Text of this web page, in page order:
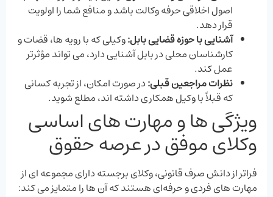
اصول اخلاقی حرفه وکالت باشد و منافع شما را اولویت
قرار دهد.
آشنایی با حوزه قضایی بابل:وکیلی که با رویه ‌ها، قضات و
کارشناسان محلی در بابل آشنایی دارد، می ‌تواند مؤثرتر
عمل کند.
نظرات مراجعین قبلی:در صورت امکان، از تجربه کسانی
که قبلاً با وکیل همکاری داشته ‌اند، مطلع شوید.
ویژگی ‌ها و مهارت ‌های اساسی
وکلای موفق در عرصه حقوق
فراتر از دانش صرف قانونی، وکلای برجسته دارای مجموعه ‌ای از
مهارت ‌های فردی و حرفه‌ای هستند که آن ‌ها را متمایز می ‌کند: